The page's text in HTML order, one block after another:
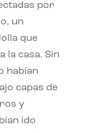
por
un
que
la casa. Sin
habían
capas de
y
ido